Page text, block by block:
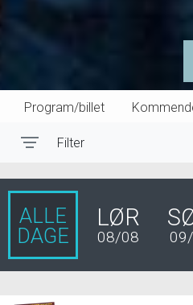
Program/billet
Filter
ALLE
DAGE
LØR
08/08